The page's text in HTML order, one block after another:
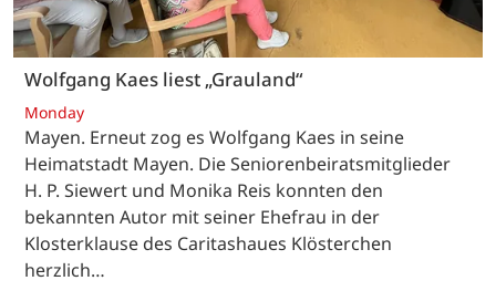
Wolfgang Kaes liest „Grauland“
Monday
Mayen. Erneut zog es Wolfgang Kaes in seine
Heimatstadt Mayen. Die Seniorenbeiratsmitglieder
H. P. Siewert und Monika Reis konnten den
bekannten Autor mit seiner Ehefrau in der
Klosterklause des Caritashaues Klösterchen
herzlich…